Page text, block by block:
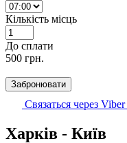
Кількість місць
До cплати
500 грн.
Забронювати
Связаться через Viber
Харків - Київ